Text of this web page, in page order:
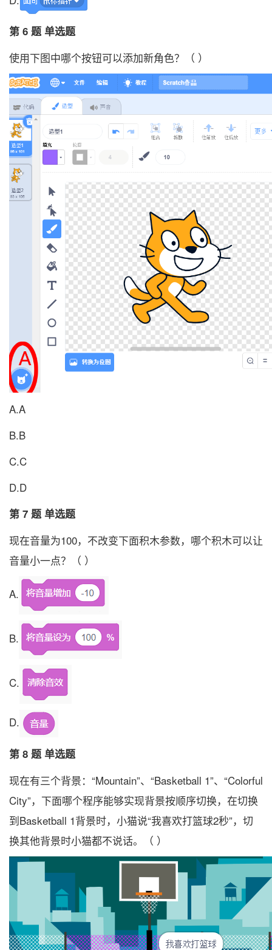
第 6 题 单选题
使用下图中哪个按钮可以添加新角色？（ ）
A.A
B.B
C.C
D.D
第 7 题 单选题
现在音量为100，不改变下面积木参数，哪个积木可以让
音量小一点？（ ）
A.
B.
C.
D.
第 8 题 单选题
现在有三个背景：“Mountain”、“Basketball 1”、“Colorful
City”，下面哪个程序能够实现背景按顺序切换，在切换
到Basketball 1背景时，小猫说“我喜欢打篮球2秒”，切
换其他背景时小猫都不说话。（ ）